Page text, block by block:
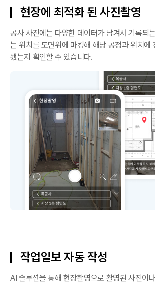
현장에 최적화 된 사진촬영
공사 사진에는 다양한 데이터가 담겨서 기록되
는 위치를 도면위에 마킹해 해당 공정과 위치에
됐는지 확인할 수 있습니다.
작업일보 자동 작성
AI 솔루션을 통해 현장촬영으로 촬영된 사진이